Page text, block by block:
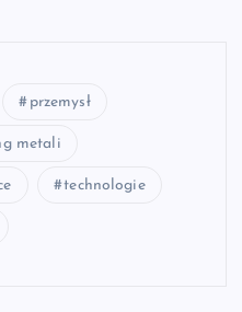
przemysł
metali
technologie